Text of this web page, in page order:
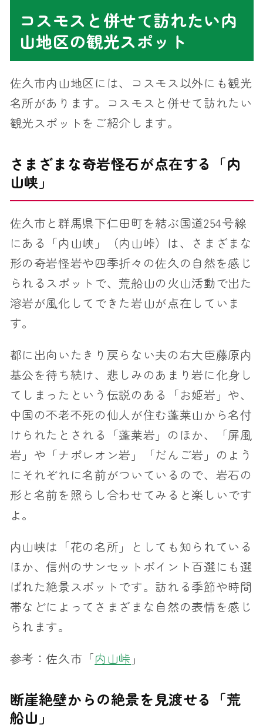
コスモスと併せて訪れたい内
山地区の観光スポット
佐久市内山地区には、コスモス以外にも観光
名所があります。コスモスと併せて訪れたい
観光スポットをご紹介します。
さまざまな奇岩怪石が点在する「内
山峡」
佐久市と群馬県下仁田町を結ぶ国道254号線
にある「内山峡」（内山峠）は、さまざまな
形の奇岩怪岩や四季折々の佐久の自然を感じ
られるスポットで、荒船山の火山活動で出た
溶岩が風化してできた岩山が点在していま
す。
都に出向いたきり戻らない夫の右大臣藤原内
基公を待ち続け、悲しみのあまり岩に化身し
てしまったという伝説のある「お姫岩」や、
中国の不老不死の仙人が住む蓬莱山から名付
けられたとされる「蓬莱岩」のほか、「屏風
岩」や「ナポレオン岩」「だんご岩」のよう
にそれぞれに名前がついているので、岩石の
形と名前を照らし合わせてみると楽しいです
よ。
内山峡は「花の名所」としても知られている
ほか、信州のサンセットポイント百選にも選
ばれた絶景スポットです。訪れる季節や時間
帯などによってさまざまな自然の表情を感じ
られます。
参考：佐久市「内山峠 」
断崖絶壁からの絶景を見渡せる「荒
船山」